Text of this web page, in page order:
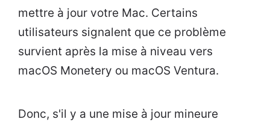
mettre à jour votre Mac. Certains
utilisateurs signalent que ce problème
survient après la mise à niveau vers
macOS Monetery ou macOS Ventura.
Donc, s'il y a une mise à jour mineure